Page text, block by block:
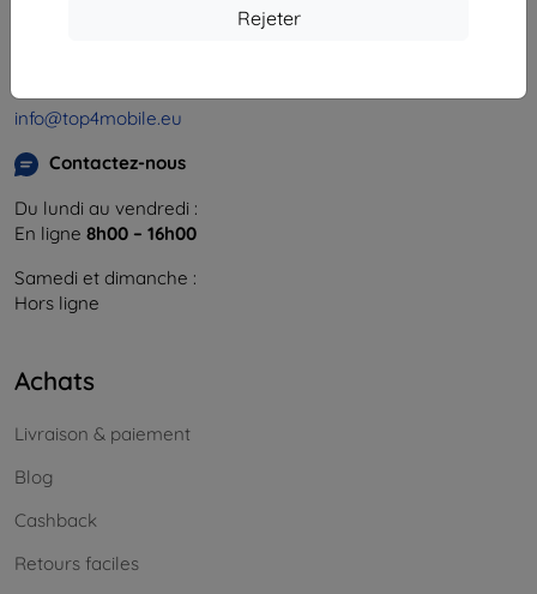
Rejeter
info@top4mobile.eu
Contactez-nous
Du lundi au vendredi :
En ligne 8h00 – 16h00
Samedi et dimanche :
Hors ligne
Achats
Livraison & paiement
Blog
Cashback
Retours faciles